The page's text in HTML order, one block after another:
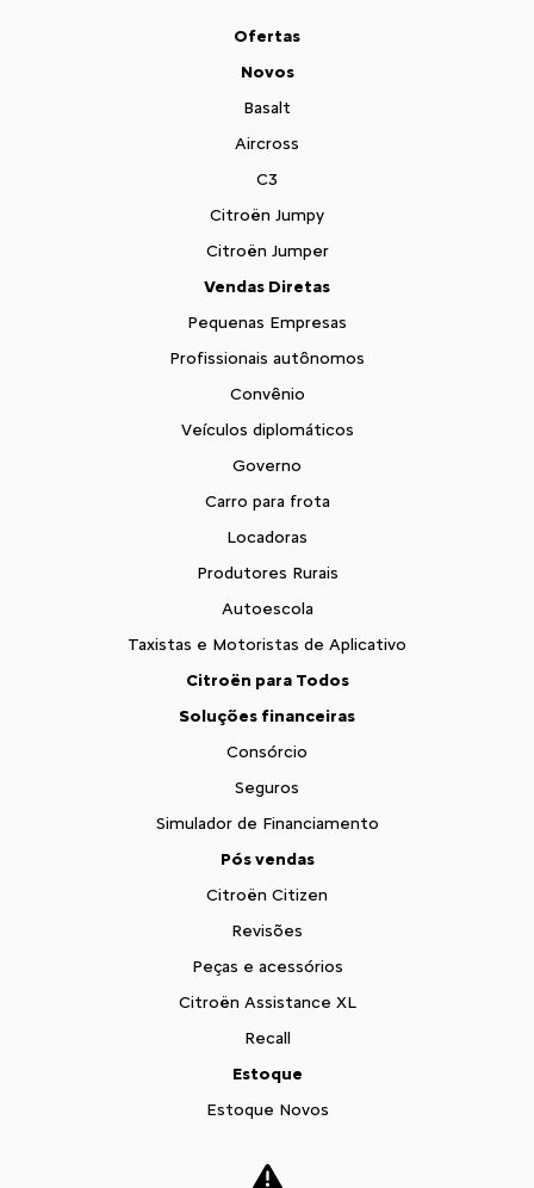
Ofertas
Novos
Basalt
Aircross
C3
Citroën Jumpy
Citroën Jumper
Vendas Diretas
Pequenas Empresas
Profissionais autônomos
Convênio
Veículos diplomáticos
Governo
Carro para frota
Locadoras
Produtores Rurais
Autoescola
Taxistas e Motoristas de Aplicativo
Citroën para Todos
Soluções financeiras
Consórcio
Seguros
Simulador de Financiamento
Pós vendas
Citroën Citizen
Revisões
Peças e acessórios
Citroën Assistance XL
Recall
Estoque
Estoque Novos
Fale conosco